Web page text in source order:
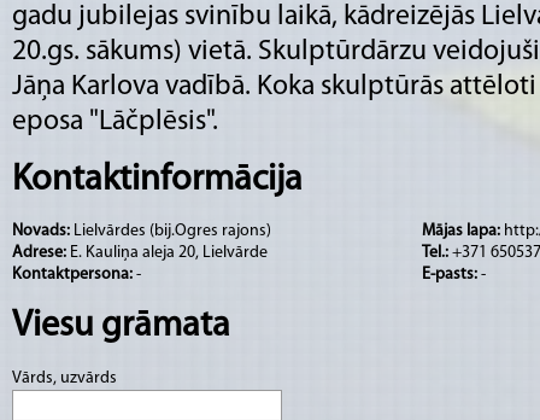
gadu jubilejas svinību laikā, kādreizējās
20.gs. sākums) vietā. Skulptūrdārzu
Jāņa Karlova vadībā. Koka skulptūrās
eposa "Lāčplēsis".
Kontaktinformācija
Novads: Lielvārdes (bij.Ogres rajons)
Adrese: E. Kauliņa aleja 20, Lielvārde
Kontaktpersona: -
Mājas lapa:
Tel.: +371
E-pasts: -
Viesu grāmata
Vārds, uzvārds